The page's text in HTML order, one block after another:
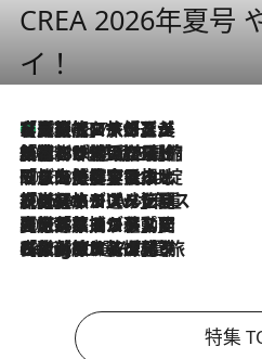
CREA 2026年夏号
イ！
2026.8.7
【厳選旅コスメ】「多機能アイテムがメイン！」旅好き美容エディターが選んだ夏旅ベストコスメを発表【Mサイズジップ】
2026.8.6
「荷物が増えるほど旅ストレスは増す」美容ジャーナリストがたどり着いた最終結論。“化粧品を劇的に減らす”感動の凝縮美容とは
2026.8.6
「旅先には金髪ウィッグを持参」日本と同じメイクでは損してる!? 美容ジャーナリストが提案する“掟破りの旅美容”とは
2026.8.6
【厳選旅コスメ】「身軽さ＆UV対策重視！」ヘアアーティストshucoが選んだ夏旅ベストコスメを発表【Mサイズジップ】
2026.8.5
【厳選旅コスメ】国内をあちこち移動する河井菜摘が選んだ夏旅ベストコスメ発表！「リラックスアイテムはマスト」【Mサイズジップ】
2026.8.4
【厳選旅コスメ】「紫外線＆乾燥対策しながらメイク感も！」ヘア＆メイクGeorgeが選んだ夏旅ベストコスメを発表！【Mサイズジップ】
特集